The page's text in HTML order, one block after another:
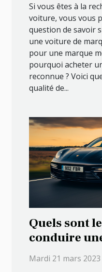
Si vous êtes à la
voiture, vous vous
question de savoir
une voiture de
pour une marque
pourquoi acheter
reconnue ? Voici
qualité de...
Quels sont
conduire
électrique ?
Mardi 21 mars 2023